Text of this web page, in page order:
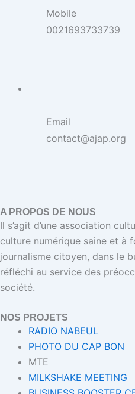
Mobile
0021693733739
Email
contact@ajap.org
A PROPOS DE NOUS
Il s’agit d’une association
culture numérique saine et à
journalisme citoyen, dans le
réfléchi au service des
société.
NOS PROJETS
RADIO NABEUL
PHOTO DU CAP BON
MTE
MILKSHAKE MEETING